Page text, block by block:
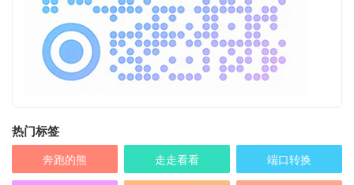
热门标签
奔跑的熊 走走看看 端口转换